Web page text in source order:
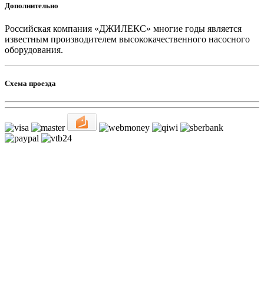
Дополнительно
Российская компания «ДЖИЛЕКС» многие годы является
известным производителем высококачественного насосного
оборудования.
Схема проезда